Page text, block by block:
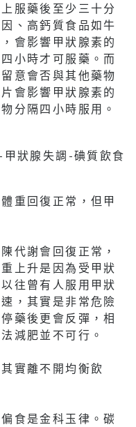
服藥後至少三十分
、高鈣質食品如牛
會影響甲狀腺素的
小時才可服藥。而
意會否與其他藥物
會影響甲狀腺素的
分隔四小時服用。
重回復正常，但甲
代謝會回復正常，
上升是因為受甲狀
往曾有人服用甲狀
，其實是非常危險
藥後更會反彈，相
減肥並不可行。
實離不開均衡飲
食是金科玉律。碳